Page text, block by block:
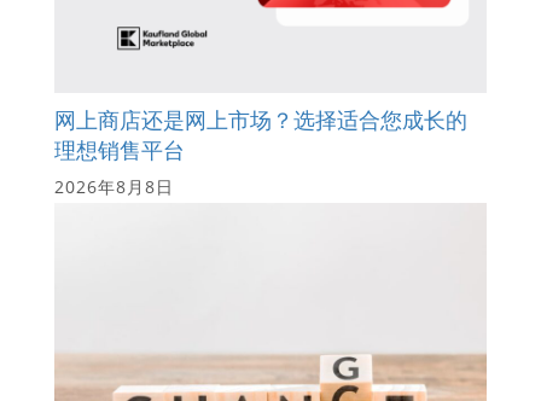
网上商店还是网上市场？选择适合您成长的
理想销售平台
2026年8月8日